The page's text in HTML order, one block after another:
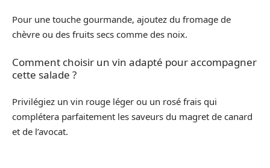
Pour une touche gourmande, ajoutez du fromage de
chèvre ou des fruits secs comme des noix.
Comment choisir un vin adapté pour accompagner
cette salade ?
Privilégiez un vin rouge léger ou un rosé frais qui
complétera parfaitement les saveurs du magret de canard
et de l’avocat.